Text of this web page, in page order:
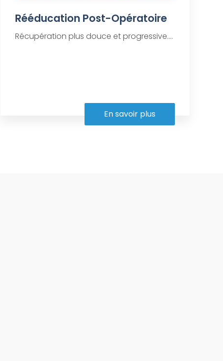
Rééducation Post-Opératoire
Récupération plus douce et progressive....
En savoir plus